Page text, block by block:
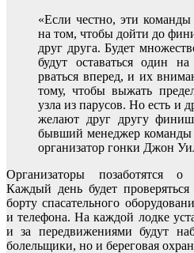
«Если честно, эти команды
на том, чтобы дойти до
друг друга. Будет
будут оставаться один
рваться вперед, и их
тому, чтобы выжать
узла из парусов. Но есть и
желают друг другу
бывший менеджер
организатор гонки Джон
Организаторы позаботятся о
Каждый день будет
борту спасательного
и телефона. На каждой лодке
и за передвижениями будут
болельщики, но и береговая